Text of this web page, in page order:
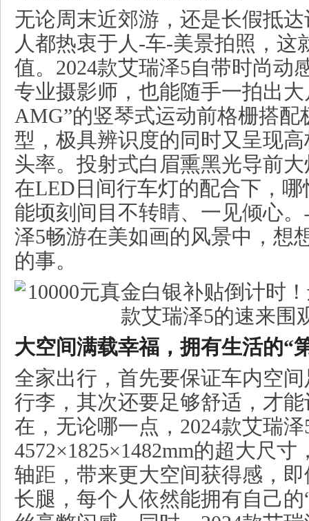
无论周末近郊游，还是长假抵
人都热衷于人-车-美景拍照，这
值。2024款艾瑞泽5自带时尚动
专业摄影师，也能随手一拍出
AMG”的竖琴式运动前格栅搭配
型，极具辨识度的同时又呈现
头率。投射式白眉熏黑光导前
在LED日间行车灯的配合下，
能顷刻间目不转睛、一见倾心
泽5畅游在美如画的风景中，想
的事。
大空间满载幸福，拥有生活的“
全家出行，首先要保证车内空
行李，其次还要足够舒适，才
在，无论哪一点，2024款艾瑞
4572×1825×1482mm的超大尺寸
轴距，带来更大空间获得感，
长腿，每个人依然能拥有自己